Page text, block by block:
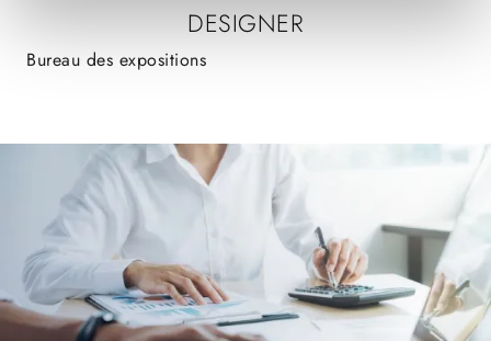
DESIGNER
Bureau des expositions